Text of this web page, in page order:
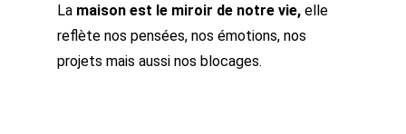
La maison est le miroir de notre vie,elle
reflète nos pensées, nos émotions, nos
projets mais aussi nos blocages.